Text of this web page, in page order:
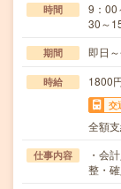
時間
9：00
30～
期間 即日
時給 1800
交
全額
仕事内容
・会
整・